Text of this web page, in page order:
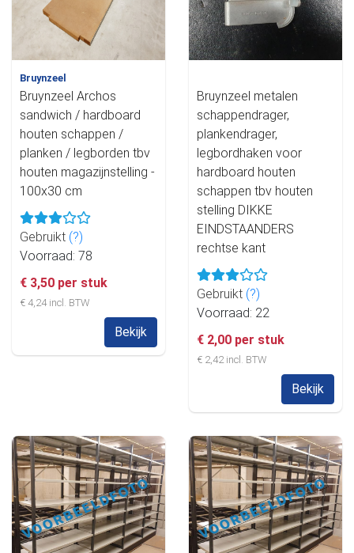
Bruynzeel
Bruynzeel Archos
sandwich / hardboard
houten schappen /
planken / legborden tbv
houten magazijnstelling -
100x30 cm
Gebruikt (?)
Voorraad: 78
€ 3,50 per stuk
€ 4,24 incl. BTW
Bekijk
Bruynzeel metalen
schappendrager,
plankendrager,
legbordhaken voor
hardboard houten
schappen tbv houten
stelling DIKKE
EINDSTAANDERS
rechtse kant
Gebruikt (?)
Voorraad: 22
€ 2,00 per stuk
€ 2,42 incl. BTW
Bekijk